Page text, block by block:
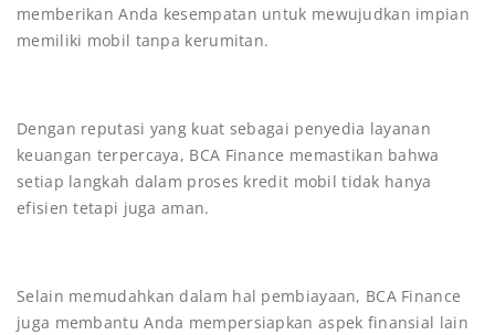
memberikan Anda kesempatan untuk mewujudkan impian
memiliki mobil tanpa kerumitan.
Dengan reputasi yang kuat sebagai penyedia layanan
keuangan terpercaya, BCA Finance memastikan bahwa
setiap langkah dalam proses kredit mobil tidak hanya
efisien tetapi juga aman.
Selain memudahkan dalam hal pembiayaan, BCA Finance
juga membantu Anda mempersiapkan aspek finansial lain